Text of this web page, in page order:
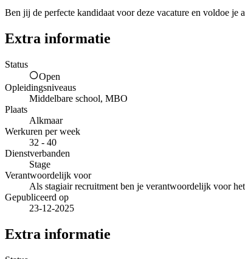
Ben jij de perfecte kandidaat voor deze vacature en voldoe
Extra informatie
Status
Open
Opleidingsniveaus
Middelbare school, MBO
Plaats
Alkmaar
Werkuren per week
32 - 40
Dienstverbanden
Stage
Verantwoordelijk voor
Als stagiair recruitment ben je verantwoordelijk voor
Gepubliceerd op
23-12-2025
Extra informatie